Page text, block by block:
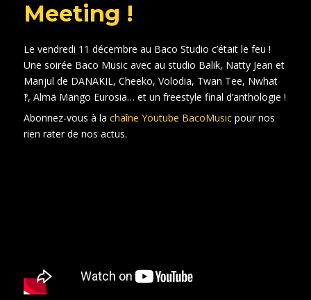
Meeting !
Le vendredi 11 décembre au Baco Studio c’était le feu !
Une soirée Baco Music avec au studio Balik, Natty Jean et
Manjul de DANAKIL, Cheeko, Volodia, Twan Tee, Nwhat
‽, Almä Mango Eurosia… et un freestyle final d’anthologie !
Abonnez-vous à lachaîne Youtube BacoMusic pour nos
rien rater de nos actus.